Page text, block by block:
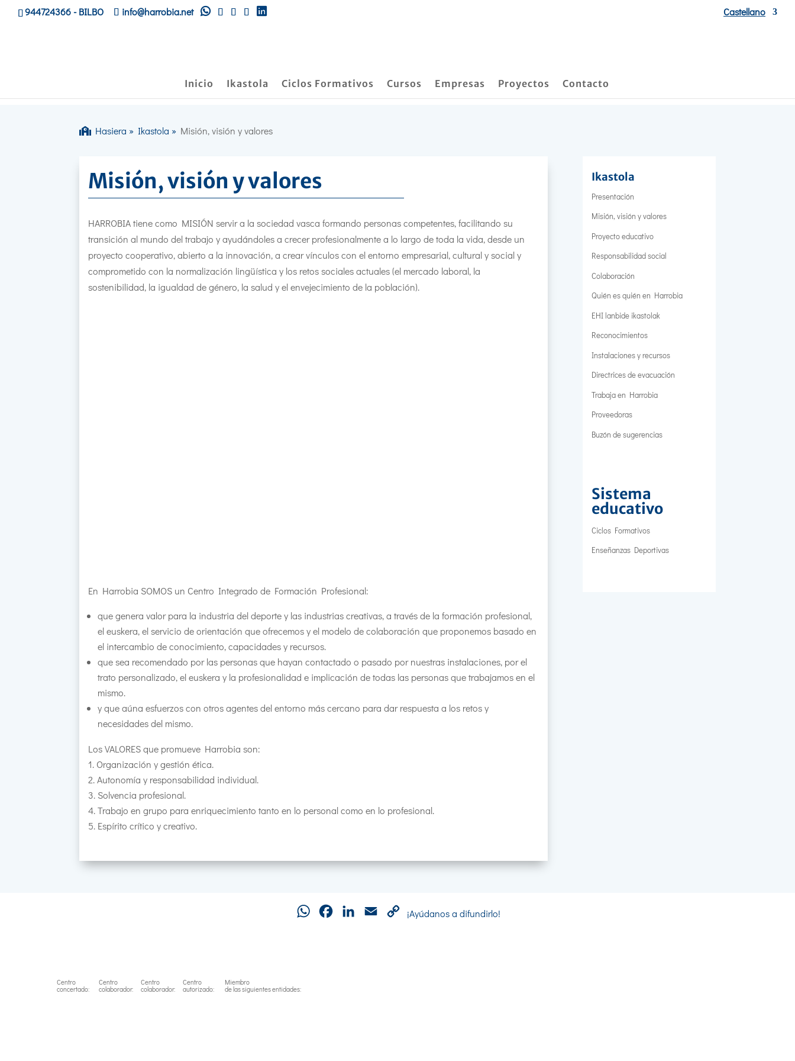
944724366- BILBO info@harrobia.net Castellano
Inicio Ikastola Ciclos Formativos Cursos Empresas Proyectos Contacto
Hasiera »Ikastola » Misión, visión y valores
Misión, visión y valores
HARROBIA tiene como MISIÓN servir a la sociedad vasca formando personas competentes, facilitando su
transición al mundo del trabajo y ayudándoles a crecer profesionalmente a lo largo de toda la vida, desde un
proyecto cooperativo, abierto a la innovación, a crear vínculos con el entorno empresarial, cultural y social y
comprometido con la normalización lingüística y los retos sociales actuales (el mercado laboral, la
sostenibilidad, la igualdad de género, la salud y el envejecimiento de la población).
En Harrobia SOMOS un Centro Integrado de Formación Profesional:
que genera valor para la industria del deporte y las industrias creativas, a través de la formación profesional,
el euskera, el servicio de orientación que ofrecemos y el modelo de colaboración que proponemos basado en
el intercambio de conocimiento, capacidades y recursos.
que sea recomendado por las personas que hayan contactado o pasado por nuestras instalaciones, por el
trato personalizado, el euskera y la profesionalidad e implicación de todas las personas que trabajamos en el
mismo.
y que aúna esfuerzos con otros agentes del entorno más cercano para dar respuesta a los retos y
necesidades del mismo.
Los VALORES que promueve Harrobia son:
Organización y gestión ética.
Autonomía y responsabilidad individual.
Solvencia profesional.
Trabajo en grupo para enriquecimiento tanto en lo personal como en lo profesional.
Espírito crítico y creativo.
Ikastola
Presentación
Misión, visión y valores
Proyecto educativo
Responsabilidad social
Colaboración
Quién es quién en Harrobia
EHI lanbide ikastolak
Reconocimientos
Instalaciones y recursos
Directrices de evacuación
Trabaja en Harrobia
Proveedoras
Buzón de sugerencias
Sistema
educativo
Ciclos Formativos
Enseñanzas Deportivas
WhatsAppFacebookLinkedInEmail
Copy
¡Ayúdanos a difundirlo!
Centro
concertado:
Centro
colaborador:
Centro
colaborador:
Centro
autorizado:
Miembro
de las siguientes entidades: